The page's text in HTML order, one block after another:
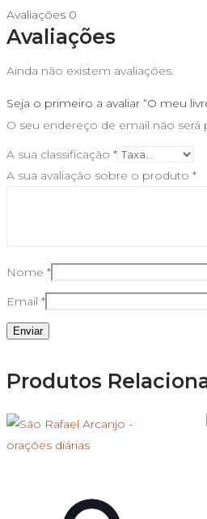
Avaliações 0
Avaliações
Ainda não existem avaliações.
Seja o primeiro a avaliar “O meu
O seu endereço de email não será
A sua classificação *
A sua avaliação sobre o produto *
Nome *
Email *
Produtos